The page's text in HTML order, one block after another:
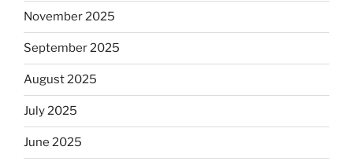
November 2025
September 2025
August 2025
July 2025
June 2025